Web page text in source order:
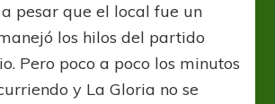
a pesar que el local fue un
los hilos del partido
Pero poco a poco los minutos
y La Gloria no se